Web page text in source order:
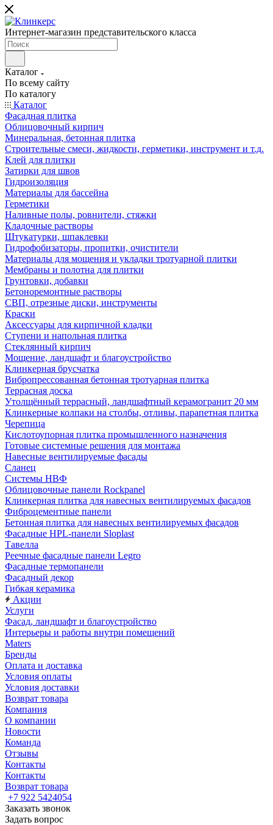
Интернет-магазин представительского класса
Каталог
По всему сайту
По каталогу
Каталог
Фасадная плитка
Облицовочный кирпич
Минеральная, бетонная плитка
Строительные смеси, жидкости, герметики, инструмент и т.д.
Клей для плитки
Затирки для швов
Гидроизоляция
Материалы для бассейна
Герметики
Наливные полы, ровнители, стяжки
Кладочные растворы
Штукатурки, шпаклевки
Гидрофобизаторы, пропитки, очистители
Материалы для мощения и укладки тротуарной плитки
Мембраны и полотна для плитки
Грунтовки, добавки
Бетоноремонтные растворы
СВП, отрезные диски, инструменты
Краски
Аксессуары для кирпичной кладки
Ступени и напольная плитка
Cтеклянный кирпич
Мощение, ландшафт и благоустройство
Клинкерная брусчатка
Вибропрессованная бетонная тротуарная плитка
Террасная доска
Утолщённый террасный, ландшафтный керамогранит 20 мм
Клинкерные колпаки на столбы, отливы, парапетная плитка
Черепица
Кислотоупорная плитка промышленного назначения
Готовые системные решения для монтажа
Навесные вентилируемые фасады
Сланец
Системы НВФ
Облицовочные панели Rockpanel
Клинкерная плитка для навесных вентилируемых фасадов
Фиброцементные панели
Бетонная плитка для навесных вентилируемых фасадов
Фасадные HPL-панели Sloplast
Тавелла
Реечные фасадные панели Legro
Фасадные термопанели
Фасадный декор
Гибкая керамика
Акции
Услуги
Фасад, ландшафт и благоустройство
Интерьеры и работы внутри помещений
Maters
Бренды
Оплата и доставка
Условия оплаты
Условия доставки
Возврат товара
Компания
О компании
Новости
Команда
Отзывы
Контакты
Контакты
Возврат товара
+7 922 5424054
Заказать звонок
Задать вопрос